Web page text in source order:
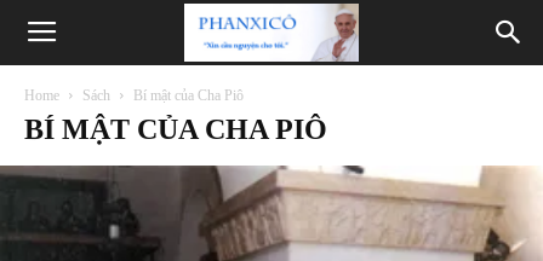
Phanxicô
Home Sách Bí mật của Cha Piô
BÍ MẬT CỦA CHA PIÔ